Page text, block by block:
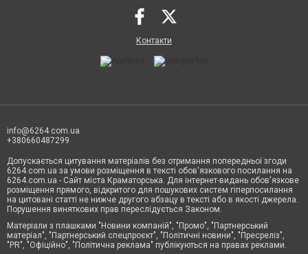
Контакти
info@6264.com.ua
+380660487299
Допускається цитування матеріалів без отримання попередньої згоди
6264.com.ua за умови розміщення в тексті обов'язкового посилання на
6264.com.ua - Сайт міста Краматорська. Для інтернет-видань обов'язкове
розміщення прямого, відкритого для пошукових систем гіперпосилання
на цитовані статті не нижче другого абзацу в тексті або в якості джерела.
Порушення виняткових прав переслідується Законом.
Матеріали з плашками "Новини компаній", "Промо", "Партнерський
матеріал", "Партнерський спецпроєкт", "Політичні новини", "Пресреліз",
"PR", "Офіційно", "Політична реклама" публікуються на правах реклами.